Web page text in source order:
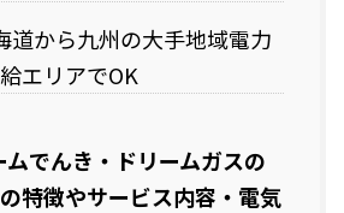
道から九州の大手地域電力
エリアでOK
ムでんき・ドリームガスの
特徴やサービス内容・電気